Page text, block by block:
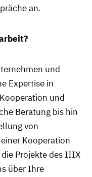
an.
und
Expertise in
und
Beratung bis hin
von
Kooperation
Projekte des IIIX
über Ihre